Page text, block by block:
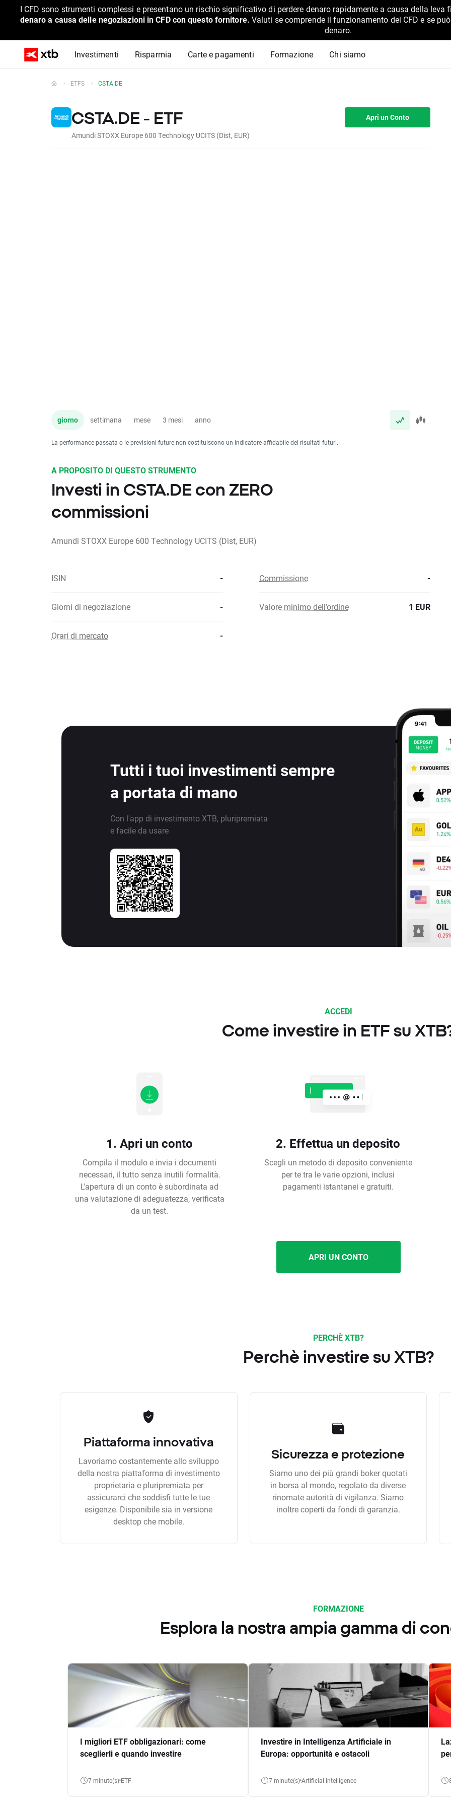
I CFD sono strumenti complessi e presentano un rischio significativo di perdere denaro rapidamente a causa della
denaro a causa delle negoziazioni in CFD con questo fornitore. Valuti se comprende il funzionamento dei CFD e se
denaro.
Investimenti Risparmia Carte e pagamenti Formazione Chi siamo
ETFS CSTA.DE
CSTA.DE - ETF
Amundi STOXX Europe 600 Technology UCITS (Dist, EUR)
Apri un Conto
giorno settimana mese 3 mesi anno
La performance passata o le previsioni future non costituiscono un indicatore affidabile dei risultati futuri.
A PROPOSITO DI QUESTO STRUMENTO
Investi in CSTA.DE con ZERO
commissioni
Amundi STOXX Europe 600 Technology UCITS (Dist, EUR)
ISIN - Commissione -
Giorni di negoziazione - Valore minimo dell’ordine 1 EUR
Orari di mercato -
Tutti i tuoi investimenti sempre
a portata di mano
Con l'app di investimento XTB, pluripremiata
e facile da usare
ACCEDI
Come investire in ETF su
1. Apri un conto
Compila il modulo e invia i documenti
necessari, il tutto senza inutili formalità.
L'apertura di un conto è subordinata ad
una valutazione di adeguatezza, verificata
da un test.
2. Effettua un deposito
Scegli un metodo di deposito conveniente
per te tra le varie opzioni, inclusi
pagamenti istantanei e gratuiti.
APRI UN CONTO
PERCHÈ XTB?
Perchè investire su XTB?
Piattaforma innovativa
Lavoriamo costantemente allo sviluppo
della nostra piattaforma di investimento
proprietaria e pluripremiata per
assicurarci che soddisfi tutte le tue
esigenze. Disponibile sia in versione
desktop che mobile.
Sicurezza e protezione
Siamo uno dei più grandi boker quotati
in borsa al mondo, regolato da diverse
rinomate autorità di vigilanza. Siamo
inoltre coperti da fondi di garanzia.
FORMAZIONE
Esplora la nostra ampia gamma di
I migliori ETF obbligazionari: come
sceglierli e quando investire
7 minute(s) ETF
Investire in Intelligenza Artificiale in
Europa: opportunità e ostacoli
7 minute(s) Artificial intelligence